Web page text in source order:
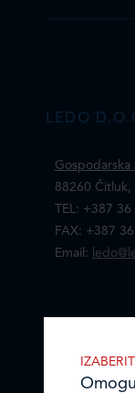
LEDO
Gospodarska
88260 Čitluk,
TEL: +387
FAX: +387
Email:
Online